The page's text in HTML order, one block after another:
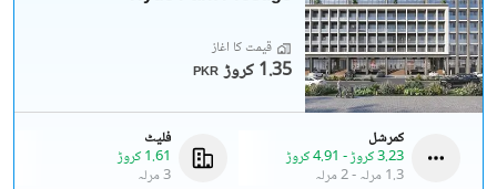
قیمت کا آغاز
PKR 1.35 کروڑ
کمرشل
3.23 کروڑ
- 4.91 کروڑ
1.3 مرلہ
-2 مرلہ
فلیٹ
1.61 کروڑ
3 مرلہ